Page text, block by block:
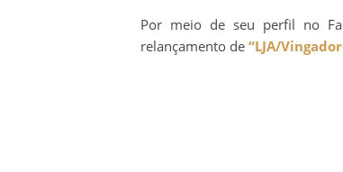
Por meio de seu perfil no
relançamento de “LJA/